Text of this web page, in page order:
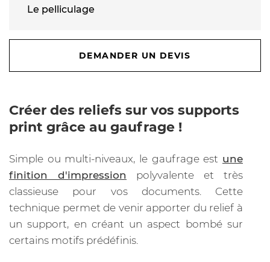
Le pelliculage
DEMANDER UN DEVIS
Créer des reliefs sur vos supports
print grâce au gaufrage !
Simple ou multi-niveaux, le gaufrage est une
finition d'impression polyvalente et très
classieuse pour vos documents. Cette
technique permet de venir apporter du relief à
un support, en créant un aspect bombé sur
certains motifs prédéfinis.